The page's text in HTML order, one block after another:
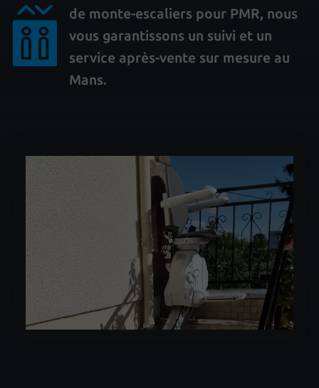
de monte-escaliers pour PMR, nous
vous garantissons un suivi et un
service après-vente sur mesure au
Mans.